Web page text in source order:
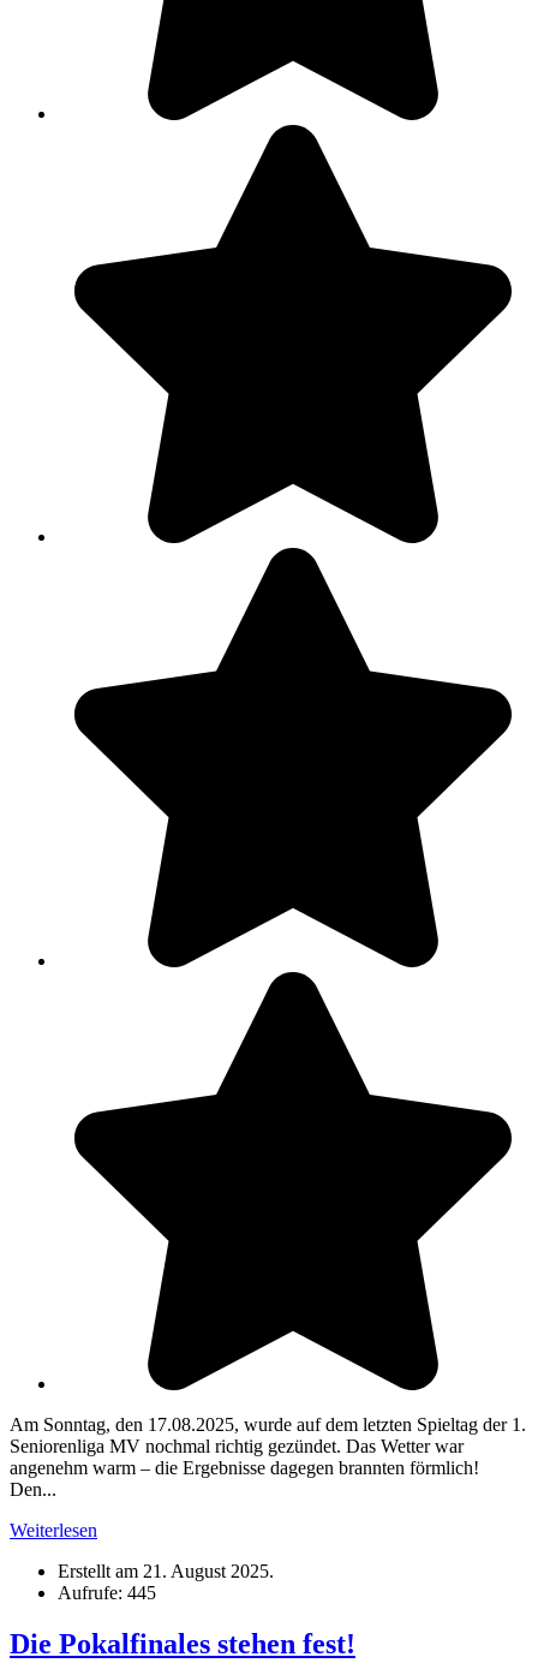
Am Sonntag, den 17.08.2025, wurde auf dem letzten Spieltag der 1.
Seniorenliga MV nochmal richtig gezündet. Das Wetter war
angenehm warm – die Ergebnisse dagegen brannten förmlich!
Den...
Weiterlesen
Erstellt am 21. August 2025.
Aufrufe: 445
Die Pokalfinales stehen fest!